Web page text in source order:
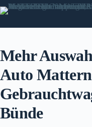
Zum
Inhalt
Mehr
Auto
Bünde